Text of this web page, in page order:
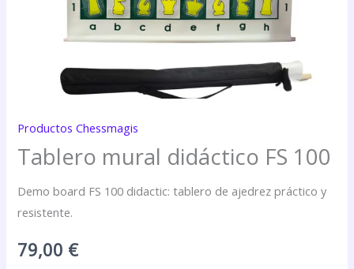
Productos Chessmagis
Tablero mural didáctico FS 100
Demo board FS 100 didactic: tablero de ajedrez práctico y
resistente.
79,00 €